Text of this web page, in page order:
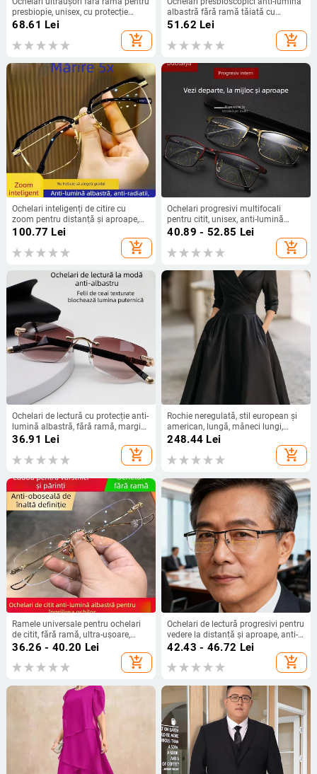
presbiopie, unisex, cu protecție
împotriva luminii albastre și lentile
68.61 Lei
add_shopping_cart
albastră fără ramă tăiată cu
margine pentru femei, ochelari de
vârstnici HD la modă, ochelari
51.62 Lei
add_shopping_cart
Ochelari inteligenți de citire cu
zoom pentru distanță și aproape,
reglare automată HD a dioptriilor,
ochelari funcționali profesioniști,
lentile din rășină, ramă din titan pur,
100.77 Lei
add_shopping_cart
Ochelari progresivi multifocali
pentru citit, unisex, anti-lumină
albastră, pentru distanță și aproape
40.89 - 52.85 Lei
add_shopping_cart
Ochelari de lectură cu protecție anti-
lumină albastră, fără ramă, margini
diamantate cu tăiere fină, claritate
înaltă pentru persoane în vârstă,
primăvara 2025
36.91 Lei
add_shopping_cart
Rochie neregulată, stil european și
american, lungă, mâneci lungi,
poliester
248.44 Lei
add_shopping_cart
Ramele universale pentru ochelari
de citit, fără ramă, ultra-ușoare,
aspect natural, vizual subțiază fața,
prezbiopie, protecție împotriva
estetică chineză
36.26 - 40.20 Lei
add_shopping_cart
Ochelari de lectură progresivi pentru
vedere la distanță și aproape, anti-
lumină albastră, multifocali, pentru
bărbați și femei, zoom inteligent,
ușori
42.43 - 46.72 Lei
add_shopping_cart